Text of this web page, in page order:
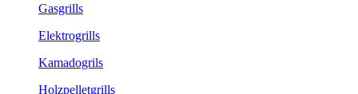
Gasgrills
Elektrogrills
Kamadogrils
Holzpelletgrills